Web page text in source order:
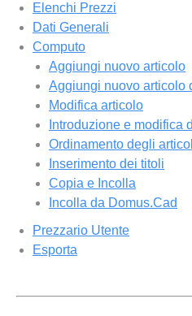
Elenchi Prezzi
Dati Generali
Computo
Aggiungi nuovo articolo
Aggiungi nuovo articolo
Modifica articolo
Introduzione e modifica
Ordinamento degli
Inserimento dei titoli
Copia e Incolla
Incolla da Domus.Cad
Prezzario Utente
Esporta